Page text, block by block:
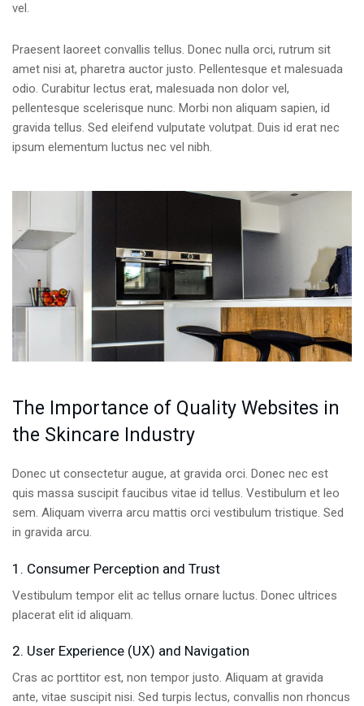
vel.
Praesent laoreet convallis tellus. Donec nulla orci, rutrum sit
amet nisi at, pharetra auctor justo. Pellentesque et malesuada
odio. Curabitur lectus erat, malesuada non dolor vel,
pellentesque scelerisque nunc. Morbi non aliquam sapien, id
gravida tellus. Sed eleifend vulputate volutpat. Duis id erat nec
ipsum elementum luctus nec vel nibh.
The Importance of Quality Websites in
the Skincare Industry
Donec ut consectetur augue, at gravida orci. Donec nec est
quis massa suscipit faucibus vitae id tellus. Vestibulum et leo
sem. Aliquam viverra arcu mattis orci vestibulum tristique. Sed
in gravida arcu.
1. Consumer Perception and Trust
Vestibulum tempor elit ac tellus ornare luctus. Donec ultrices
placerat elit id aliquam.
2. User Experience (UX) and Navigation
Cras ac porttitor est, non tempor justo. Aliquam at gravida
ante, vitae suscipit nisi. Sed turpis lectus, convallis non rhoncus